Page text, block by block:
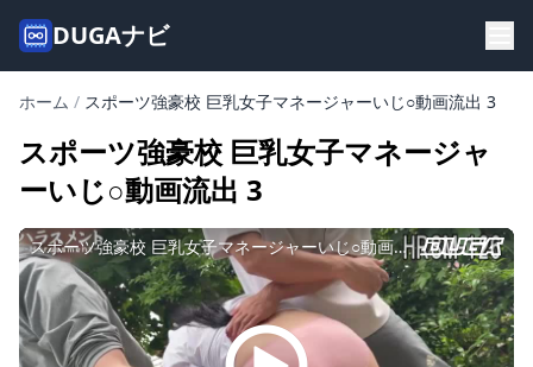
DUGAナビ
ホーム / スポーツ強豪校 巨乳女子マネージャーいじ○動画流出 3
スポーツ強豪校 巨乳女子マネージャ
ーいじ○動画流出 3